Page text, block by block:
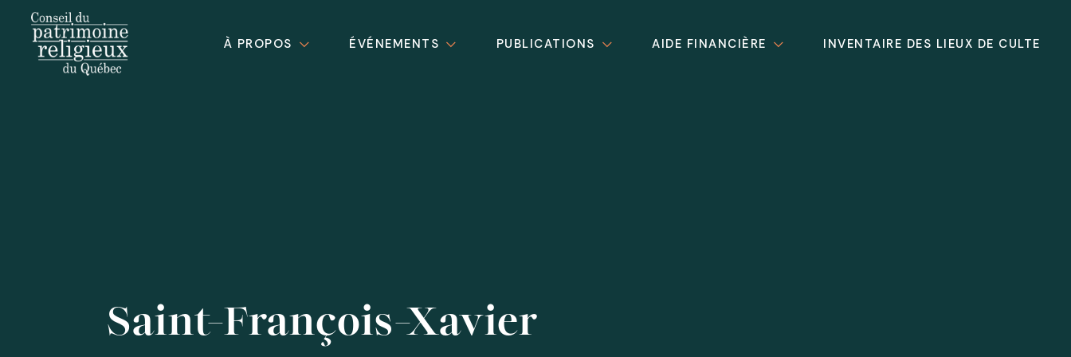
À PROPOS ÉVÉNEMENTS PUBLICATIONS AIDE FINANCIÈRE INVENTAIRE DES LIEUX DE CULTE
Saint-François-Xavier